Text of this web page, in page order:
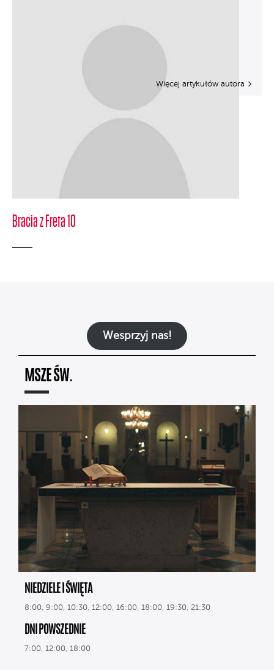
Bracia z Freta 10
Więcej artykułów autora
Wesprzyj nas!
MSZE ŚW.
NIEDZIELE I ŚWIĘTA
8:00, 9:00, 10:30, 12:00, 16:00, 18:00, 19:30, 21:30
DNI POWSZEDNIE
7:00, 12:00, 18:00